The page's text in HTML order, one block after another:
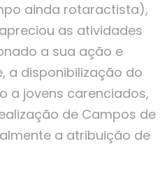
ainda rotaractista),
as atividades
a sua ação e
a disponibilização do
a jovens carenciados,
de Campos de
a atribuição de